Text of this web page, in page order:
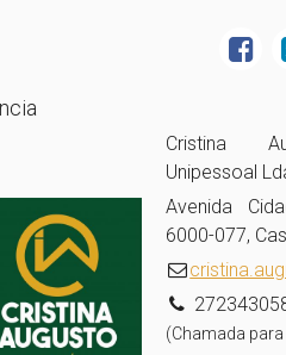
Cristina
Unipessoal
Avenida
6000-077,
(Chamada